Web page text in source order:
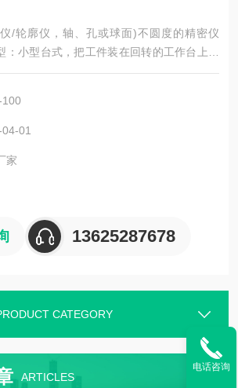
/轮廓仪，轴、孔或球面)不圆度的精密仪
：小型台式，把工件装在回转的工作台上，
柱上；大型落地式，把工件装在固定的工作
分(工作台或主轴)旋转一周。因回转部分的
回转时测量头对被测表面将产生一高精度的
100
01
家
13625287678
CATEGORY
ARTICLES
电话咨询